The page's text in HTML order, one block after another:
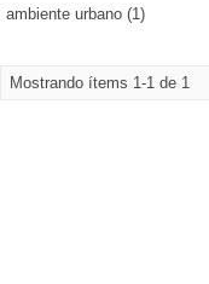
ambiente urbano (1)
Mostrando ítems 1-1 de 1